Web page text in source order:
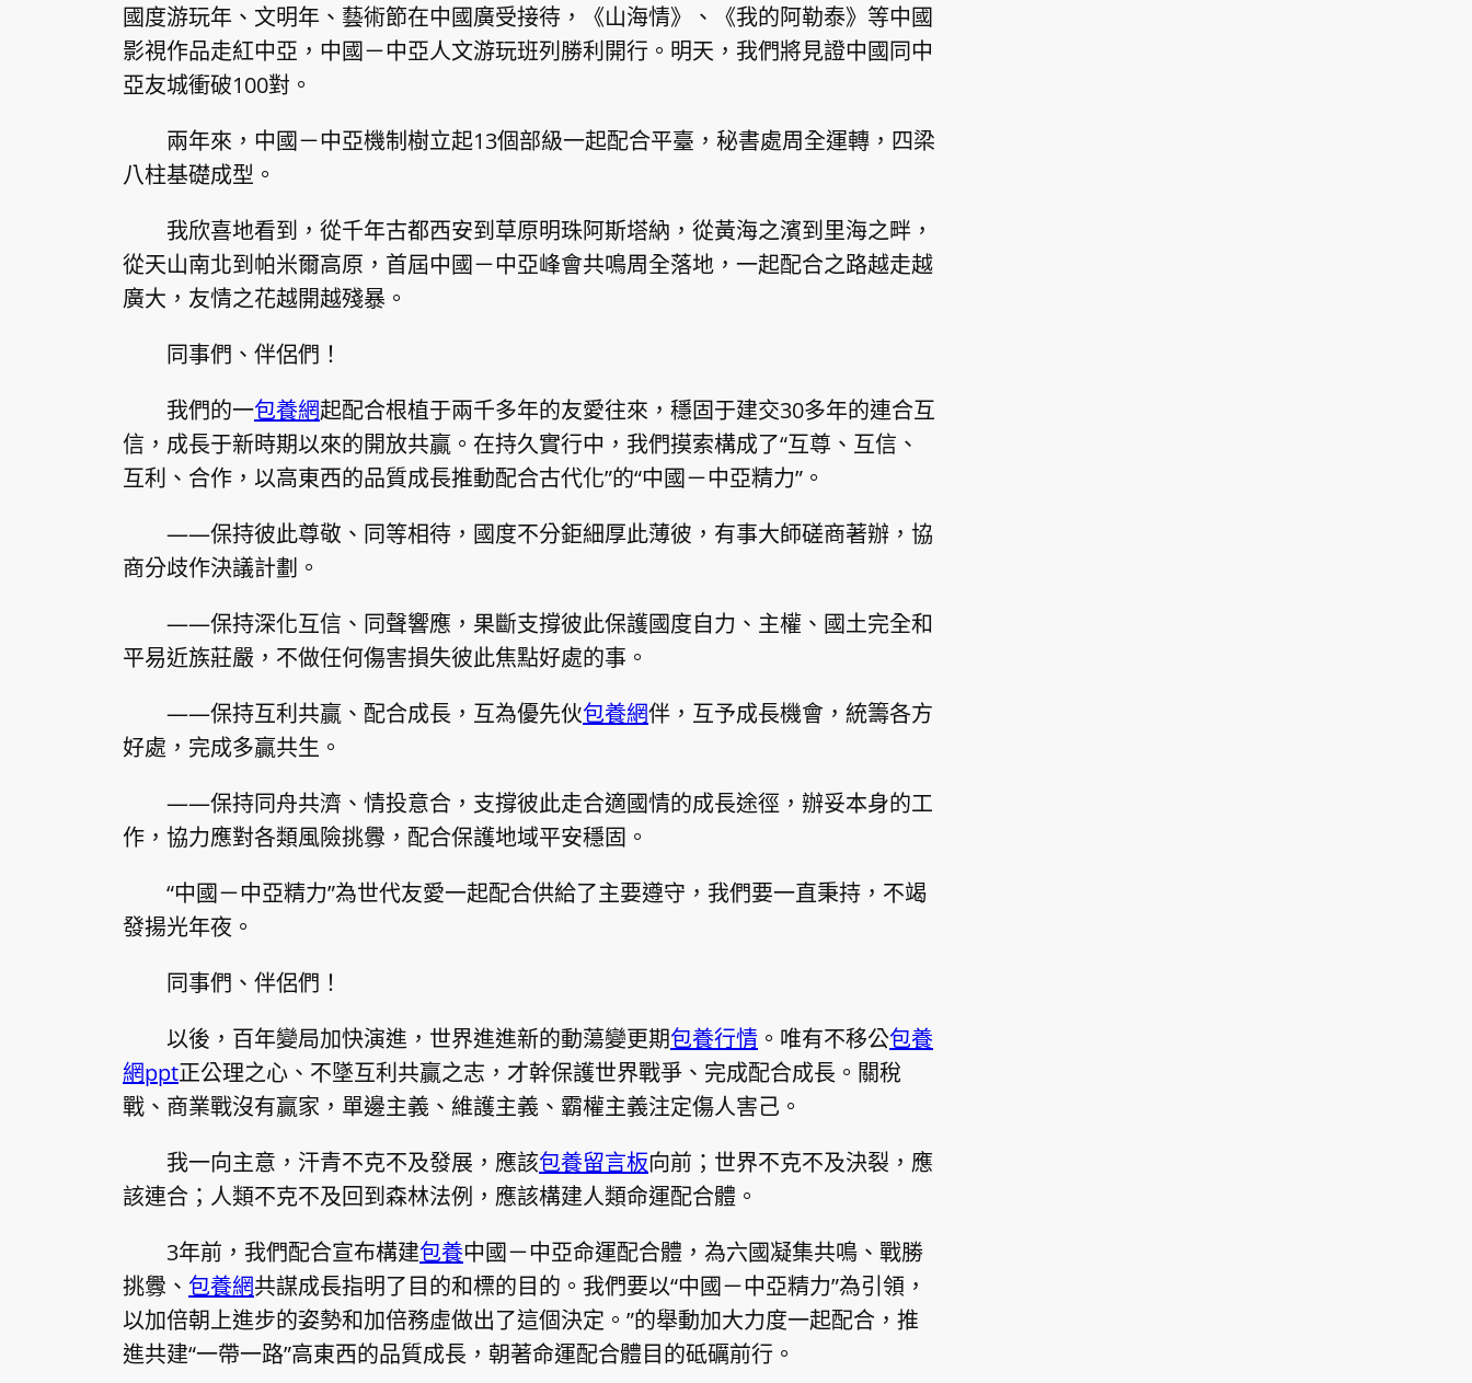
國度游玩年、文明年、藝術節在中國廣受接待，《山海情》、《我的阿勒泰》等中國
影視作品走紅中亞，中國－中亞人文游玩班列勝利開行。明天，我們將見證中國同中
亞友城衝破100對。
兩年來，中國－中亞機制樹立起13個部級一起配合平臺，秘書處周全運轉，四梁
八柱基礎成型。
我欣喜地看到，從千年古都西安到草原明珠阿斯塔納，從黃海之濱到里海之畔，
從天山南北到帕米爾高原，首屆中國－中亞峰會共鳴周全落地，一起配合之路越走越
廣大，友情之花越開越殘暴。
同事們、伴侶們！
我們的一包養網起配合根植于兩千多年的友愛往來，穩固于建交30多年的連合互
信，成長于新時期以來的開放共贏。在持久實行中，我們摸索構成了“互尊、互信、
互利、合作，以高東西的品質成長推動配合古代化”的“中國－中亞精力”。
——保持彼此尊敬、同等相待，國度不分鉅細厚此薄彼，有事大師磋商著辦，協
商分歧作決議計劃。
——保持深化互信、同聲響應，果斷支撐彼此保護國度自力、主權、國土完全和
平易近族莊嚴，不做任何傷害損失彼此焦點好處的事。
——保持互利共贏、配合成長，互為優先伙包養網伴，互予成長機會，統籌各方
好處，完成多贏共生。
——保持同舟共濟、情投意合，支撐彼此走合適國情的成長途徑，辦妥本身的工
作，協力應對各類風險挑釁，配合保護地域平安穩固。
“中國－中亞精力”為世代友愛一起配合供給了主要遵守，我們要一直秉持，不竭
發揚光年夜。
同事們、伴侶們！
以後，百年變局加快演進，世界進進新的動蕩變更期包養行情 。唯有不移公包養
網ppt正公理之心、不墜互利共贏之志，才幹保護世界戰爭、完成配合成長。關稅
戰、商業戰沒有贏家，單邊主義、維護主義、霸權主義注定傷人害己。
我一向主意，汗青不克不及發展，應該包養留言板向前；世界不克不及決裂，應
該連合；人類不克不及回到森林法例，應該構建人類命運配合體。
3年前，我們配合宣布構建包養中國－中亞命運配合體，為六國凝集共鳴、戰勝
挑釁、 包養網共謀成長指明了目的和標的目的。我們要以“中國－中亞精力”為引領，
以加倍朝上進步的姿勢和加倍務虛做出了這個決定。”的舉動加大力度一起配合，推
進共建“一帶一路”高東西的品質成長，朝著命運配合體目的砥礪前行。